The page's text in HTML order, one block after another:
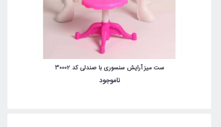
ست میز آرایش سنسوری با صندلی کد 30002
ناموجود